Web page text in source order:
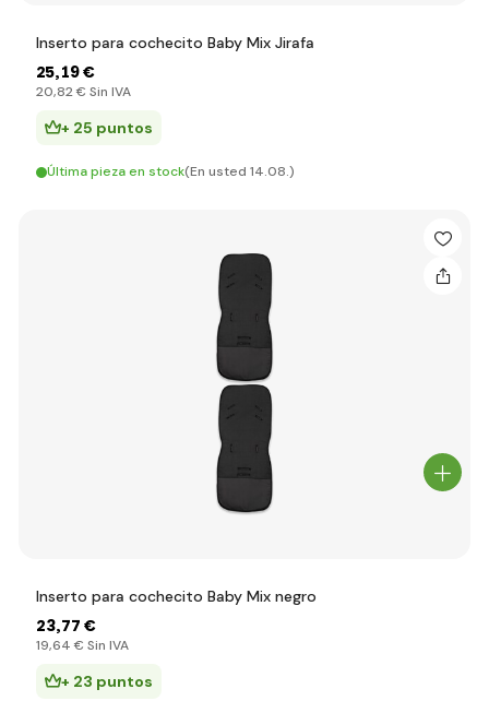
Inserto para cochecito Baby Mix Jirafa
25,19 €
20,82 € Sin IVA
+ 25 puntos
Última pieza en stock(En usted 14.08.)
Inserto para cochecito Baby Mix negro
23,77 €
19,64 € Sin IVA
+ 23 puntos